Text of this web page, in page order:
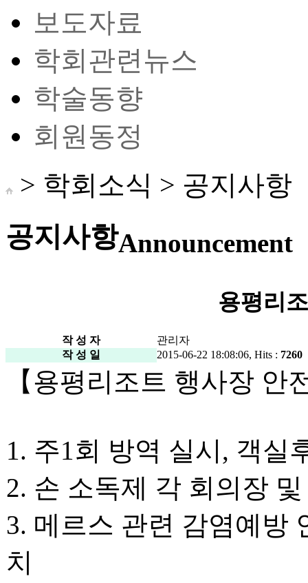
보도자료
학회관련뉴스
학술동향
회원동정
> 학회소식 > 공지사항
공지사항Announcement
용평리
작 성 자
관리자
작 성 일
2015-06-22 18:08:06, Hits : 7260
【용평리조트 행사장 안
1. 주1회 방역 실시, 객실
2. 손 소독제 각 회의장
3. 메르스 관련 감염예방
치